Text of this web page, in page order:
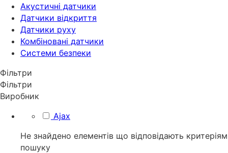
Акустичні датчики
Датчики відкриття
Датчики руху
Комбіновані датчики
Системи безпеки
Фільтри
Фільтри
Виробник
Ajax
Не знайдено елементів що відповідають критеріям
пошуку